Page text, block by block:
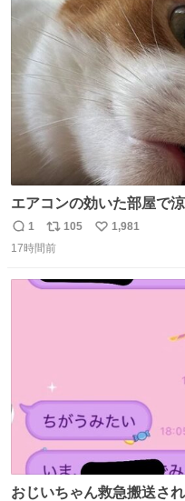
てもらう今日この頃。
ト
数
数
エアコンの効いた部屋で
もはや貴族じゃん！
返
信
1
リ
ポ
ト
105
い
数
1,981
17時間前
おじいちゃん救急搬送さ